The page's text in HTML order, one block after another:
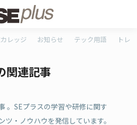
レッジ お知らせ テック用語 トレ
関連記事
。SEプラスの学習や研修に関す
ツ・ノウハウを発信しています。